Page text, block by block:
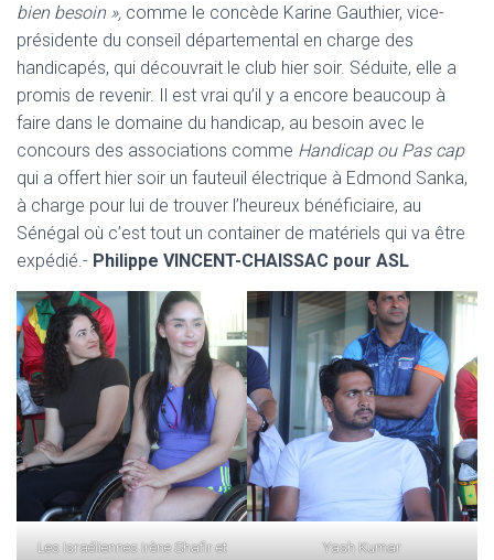
bien besoin », comme le concède Karine Gauthier, vice-
présidente du conseil départemental en charge des
handicapés, qui découvrait le club hier soir. Séduite, elle a
promis de revenir. Il est vrai qu’il y a encore beaucoup à
faire dans le domaine du handicap, au besoin avec le
concours des associations comme Handicap ou Pas cap
qui a offert hier soir un fauteuil électrique à Edmond Sanka,
à charge pour lui de trouver l’heureux bénéficiaire, au
Sénégal où c’est tout un container de matériels qui va être
expédié.- Philippe VINCENT-CHAISSAC pour ASL
Les Israéliennes Irène Shafir et
Yash Kumar